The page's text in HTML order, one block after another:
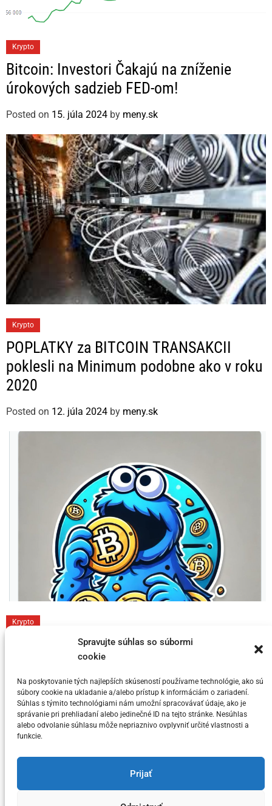
Spravujte súhlas so súbormi
cookie
Na poskytovanie tých najlepších skúseností používame technológie, ako sú
súbory cookie na ukladanie a/alebo prístup k informáciám o zariadení.
Súhlas s týmito technológiami nám umožní spracovávať údaje, ako je
správanie pri prehliadaní alebo jedinečné ID na tejto stránke. Nesúhlas
alebo odvolanie súhlasu môže nepriaznivo ovplyvniť určité vlastnosti a
funkcie.
Prijať
a
t
e
o
r
i
e
s
Krypto
Bitcoin: Investori Čakajú na zníženie
úrokových sadzieb FED-om!
Posted on 15. júla 2024 by meny.sk
a
t
e
g
r
Krypto
POPLATKY za BITCOIN TRANSAKCII
poklesli na Minimum podobne ako v roku
2020
Posted on 12. júla 2024 by meny.sk
Krypto
Toto sú 3 dôvody prečo si myslia niektorí
KRYPTO Analytici, že Bitcoin dosahuje
svoj vrchol v tomto cykle
Posted on5. júla 2024 by meny.sk
You have not selected any currencies to display